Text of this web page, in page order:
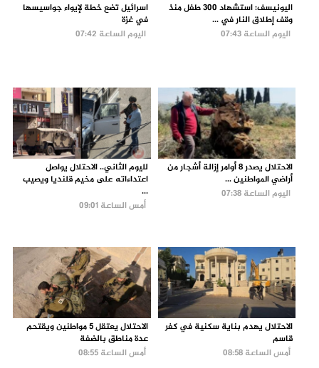
اليونيسف: استشهاد 300 طفل منذ
وقف إطلاق النار في ...
اليوم الساعة 07:43
اسرائيل تضع خطة لإيواء جواسيسها
في غزة
اليوم الساعة 07:42
الاحتلال يصدر 8 أوامر إزالة أشجار من
أراضي المواطنين ...
اليوم الساعة 07:38
لليوم الثاني.. الاحتلال يواصل
اعتداءاته على مخيم قلنديا ويصيب
...
أمس الساعة 09:01
الاحتلال يهدم بناية سكنية في كفر
قاسم
أمس الساعة 08:58
الاحتلال يعتقل 5 مواطنين ويقتحم
عدة مناطق بالضفة
أمس الساعة 08:55